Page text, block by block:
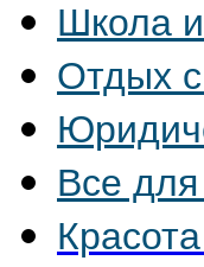
Школа
Отдых
Все